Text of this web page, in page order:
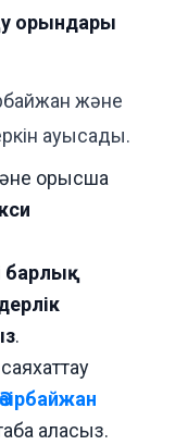
орындары
және
ауысады.
орысша
барлық
.
аласыз.